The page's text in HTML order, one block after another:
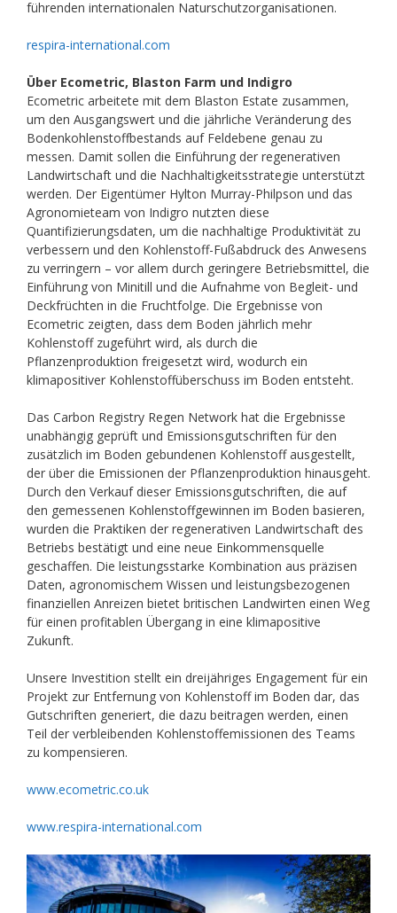
führenden internationalen Naturschutzorganisationen.
respira-international.com
Über Ecometric, Blaston Farm und Indigro
Ecometric arbeitete mit dem Blaston Estate zusammen,
um den Ausgangswert und die jährliche Veränderung des
Bodenkohlenstoffbestands auf Feldebene genau zu
messen. Damit sollen die Einführung der regenerativen
Landwirtschaft und die Nachhaltigkeitsstrategie unterstützt
werden. Der Eigentümer Hylton Murray-Philpson und das
Agronomieteam von Indigro nutzten diese
Quantifizierungsdaten, um die nachhaltige Produktivität zu
verbessern und den Kohlenstoff-Fußabdruck des Anwesens
zu verringern – vor allem durch geringere Betriebsmittel, die
Einführung von Minitill und die Aufnahme von Begleit- und
Deckfrüchten in die Fruchtfolge. Die Ergebnisse von
Ecometric zeigten, dass dem Boden jährlich mehr
Kohlenstoff zugeführt wird, als durch die
Pflanzenproduktion freigesetzt wird, wodurch ein
klimapositiver Kohlenstoffüberschuss im Boden entsteht.
Das Carbon Registry Regen Network hat die Ergebnisse
unabhängig geprüft und Emissionsgutschriften für den
zusätzlich im Boden gebundenen Kohlenstoff ausgestellt,
der über die Emissionen der Pflanzenproduktion hinausgeht.
Durch den Verkauf dieser Emissionsgutschriften, die auf
den gemessenen Kohlenstoffgewinnen im Boden basieren,
wurden die Praktiken der regenerativen Landwirtschaft des
Betriebs bestätigt und eine neue Einkommensquelle
geschaffen. Die leistungsstarke Kombination aus präzisen
Daten, agronomischem Wissen und leistungsbezogenen
finanziellen Anreizen bietet britischen Landwirten einen Weg
für einen profitablen Übergang in eine klimapositive
Zukunft.
Unsere Investition stellt ein dreijähriges Engagement für ein
Projekt zur Entfernung von Kohlenstoff im Boden dar, das
Gutschriften generiert, die dazu beitragen werden, einen
Teil der verbleibenden Kohlenstoffemissionen des Teams
zu kompensieren.
www.ecometric.co.uk
www.respira-international.com